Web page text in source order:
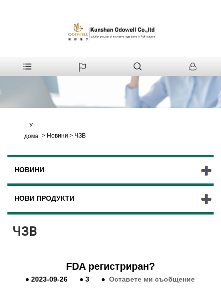
У
дома > Новини > ЧЗВ
НОВИНИ
НОВИ ПРОДУКТИ
ЧЗВ
FDA регистриран?
●2023-09-26 ●3 ● Оставете ми съобщение